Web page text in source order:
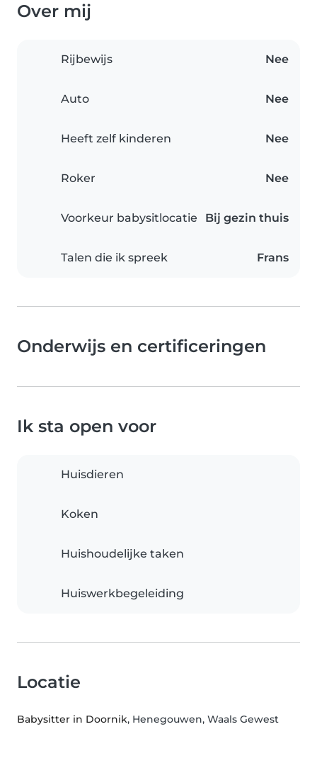
Over mij
Rijbewijs Nee
Auto Nee
Heeft zelf kinderen Nee
Roker Nee
Voorkeur babysitlocatie Bij gezin thuis
Talen die ik spreek Frans
Onderwijs en certificeringen
Ik sta open voor
Huisdieren
Koken
Huishoudelijke taken
Huiswerkbegeleiding
Locatie
Babysitter in Doornik, Henegouwen, Waals Gewest